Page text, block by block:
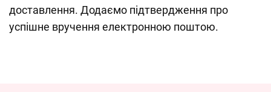
доставлення. Додаємо підтвердження про
успішне вручення електронною поштою.